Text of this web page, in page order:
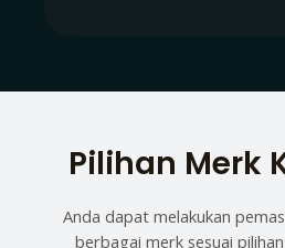
Pilihan Merk
Anda dapat melakukan
berbagai merk sesuai